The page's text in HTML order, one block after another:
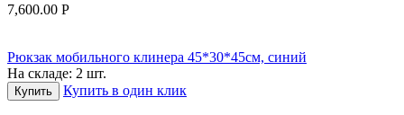
7,600.00 Р
Рюкзак мобильного клинера 45*30*45см, синий
На складе: 2 шт.
Купить Купить в один клик